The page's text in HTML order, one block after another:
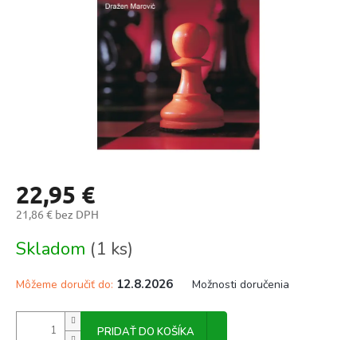
22,95 €
21,86 € bez DPH
cena:
Skladom (1 ks)
Môžeme doručiť do: 12.8.2026 Možnosti doručenia
PRIDAŤ DO KOŠÍKA